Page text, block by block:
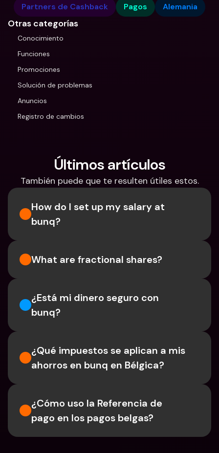
Partners de Cashback Pagos Alemania
Otras categorías
Conocimiento
Funciones
Promociones
Solución de problemas
Anuncios
Registro de cambios
Últimos artículos
También puede que te resulten útiles estos.
How do I set up my salary at
bunq?
What are fractional shares?
¿Está mi dinero seguro con
bunq?
¿Qué impuestos se aplican a mis
ahorros en bunq en Bélgica?
¿Cómo uso la Referencia de
pago en los pagos belgas?